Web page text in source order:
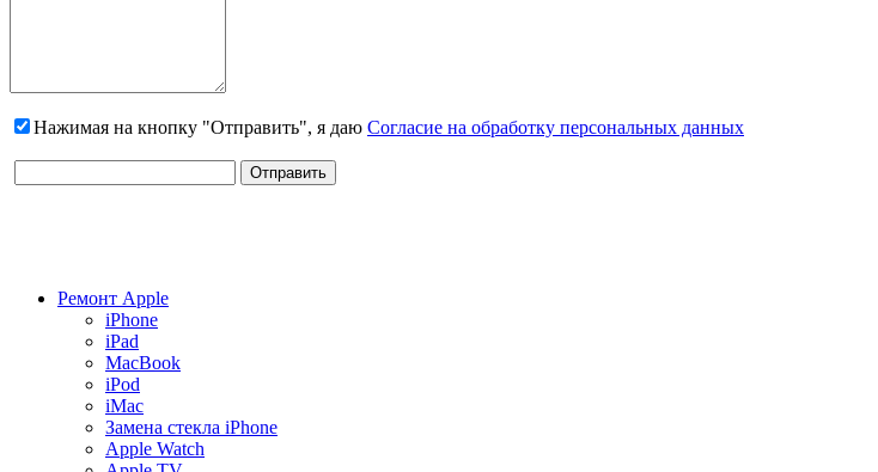
Нажимая на кнопку "Отправить", я даю Согласие на обработку персональных данных
Ремонт Apple
iPhone
iPad
MacBook
iPod
iMac
Замена стекла iPhone
Apple Watch